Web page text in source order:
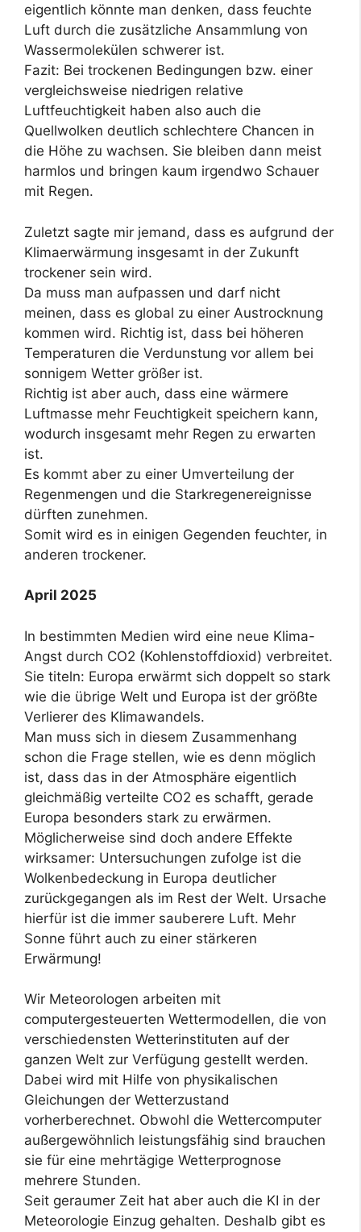
eigentlich könnte man denken, dass feuchte
Luft durch die zusätzliche Ansammlung von
Wassermolekülen schwerer ist.
Fazit: Bei trockenen Bedingungen bzw. einer
vergleichsweise niedrigen relative
Luftfeuchtigkeit haben also auch die
Quellwolken deutlich schlechtere Chancen in
die Höhe zu wachsen. Sie bleiben dann meist
harmlos und bringen kaum irgendwo Schauer
mit Regen.
Zuletzt sagte mir jemand, dass es aufgrund der
Klimaerwärmung insgesamt in der Zukunft
trockener sein wird.
Da muss man aufpassen und darf nicht
meinen, dass es global zu einer Austrocknung
kommen wird. Richtig ist, dass bei höheren
Temperaturen die Verdunstung vor allem bei
sonnigem Wetter größer ist.
Richtig ist aber auch, dass eine wärmere
Luftmasse mehr Feuchtigkeit speichern kann,
wodurch insgesamt mehr Regen zu erwarten
ist.
Es kommt aber zu einer Umverteilung der
Regenmengen und die Starkregenereignisse
dürften zunehmen.
Somit wird es in einigen Gegenden feuchter, in
anderen trockener.
April 2025
In bestimmten Medien wird eine neue Klima-
Angst durch CO2 (Kohlenstoffdioxid) verbreitet.
Sie titeln: Europa erwärmt sich doppelt so stark
wie die übrige Welt und Europa ist der größte
Verlierer des Klimawandels.
Man muss sich in diesem Zusammenhang
schon die Frage stellen, wie es denn möglich
ist, dass das in der Atmosphäre eigentlich
gleichmäßig verteilte CO2 es schafft, gerade
Europa besonders stark zu erwärmen.
Möglicherweise sind doch andere Effekte
wirksamer: Untersuchungen zufolge ist die
Wolkenbedeckung in Europa deutlicher
zurückgegangen als im Rest der Welt. Ursache
hierfür ist die immer sauberere Luft. Mehr
Sonne führt auch zu einer stärkeren
Erwärmung!
Wir Meteorologen arbeiten mit
computergesteuerten Wettermodellen, die von
verschiedensten Wetterinstituten auf der
ganzen Welt zur Verfügung gestellt werden.
Dabei wird mit Hilfe von physikalischen
Gleichungen der Wetterzustand
vorherberechnet. Obwohl die Wettercomputer
außergewöhnlich leistungsfähig sind brauchen
sie für eine mehrtägige Wetterprognose
mehrere Stunden.
Seit geraumer Zeit hat aber auch die KI in der
Meteorologie Einzug gehalten. Deshalb gibt es